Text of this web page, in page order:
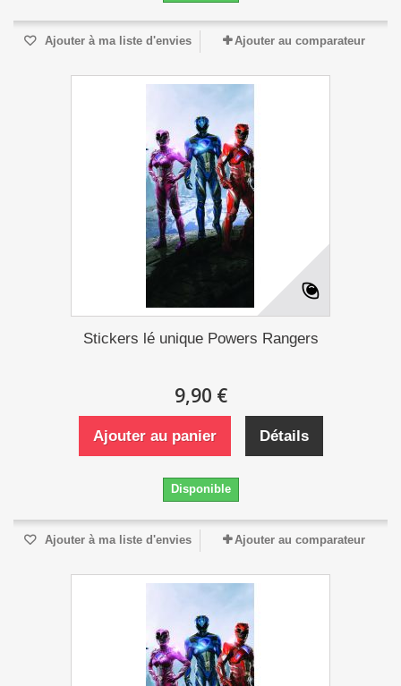
Ajouter à ma liste d'envies Ajouter au comparateur
Stickers lé unique Powers Rangers
9,90 €
Ajouter au panier Détails
Disponible
Ajouter à ma liste d'envies Ajouter au comparateur